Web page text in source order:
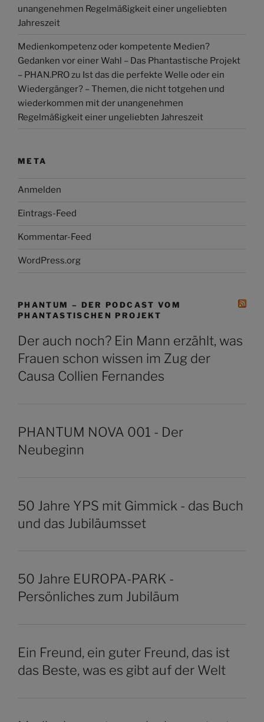
unangenehmen Regelmäßigkeit einer ungeliebten
Jahreszeit
Medienkompetenz oder kompetente Medien?
Gedanken vor einer Wahl – Das Phantastische Projekt
– PHAN.PRO zu Ist das die perfekte Welle oder ein
Wiedergänger? – Themen, die nicht totgehen und
wiederkommen mit der unangenehmen
Regelmäßigkeit einer ungeliebten Jahreszeit
META
Anmelden
Eintrags-Feed
Kommentar-Feed
WordPress.org
PHANTUM – DER PODCAST VOM
PHANTASTISCHEN PROJEKT
Der auch noch? Ein Mann erzählt, was
Frauen schon wissen im Zug der
Causa Collien Fernandes
PHANTUM NOVA 001 - Der
Neubeginn
50 Jahre YPS mit Gimmick - das Buch
und das Jubiläumsset
50 Jahre EUROPA-PARK -
Persönliches zum Jubiläum
Ein Freund, ein guter Freund, das ist
das Beste, was es gibt auf der Welt